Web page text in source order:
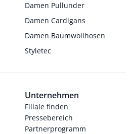
Damen Pullunder
Damen Cardigans
Damen Baumwollhosen
Styletec
Unternehmen
Filiale finden
Pressebereich
Partnerprogramm